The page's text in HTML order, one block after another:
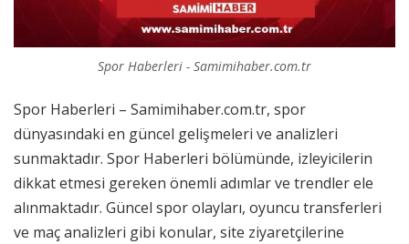
Spor Haberleri - Samimihaber.com.tr
Spor Haberleri – Samimihaber.com.tr, spor
dünyasındaki en güncel gelişmeleri ve analizleri
sunmaktadır. Spor Haberleri bölümünde, izleyicilerin
dikkat etmesi gereken önemli adımlar ve trendler ele
alınmaktadır. Güncel spor olayları, oyuncu transferleri
ve maç analizleri gibi konular, site ziyaretçilerine